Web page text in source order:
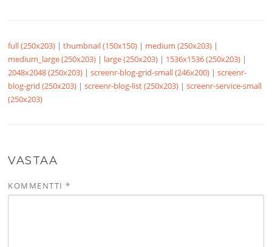
full (250x203) |thumbnail (150x150) | medium (250x203) |
medium_large (250x203) | large (250x203) | 1536x1536 (250x203) |
2048x2048 (250x203) |screenr-blog-grid-small (246x200) |screenr-
blog-grid (250x203) |screenr-blog-list (250x203) |screenr-service-small
(250x203)
VASTAA
KOMMENTTI*